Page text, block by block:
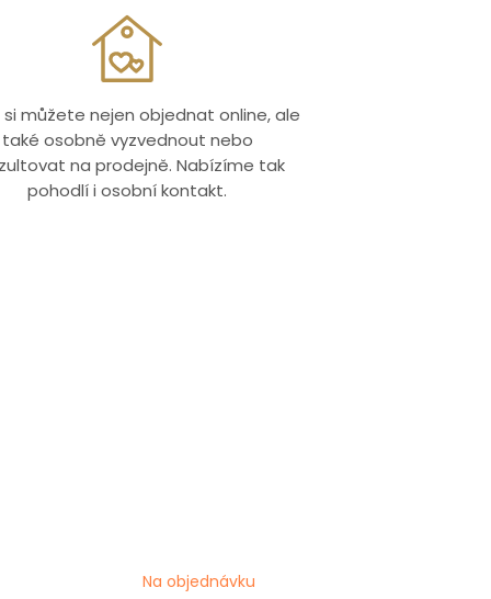
si můžete nejen objednat online, ale
také osobně vyzvednout nebo
na prodejně. Nabízíme tak
pohodlí i osobní kontakt.
Na objednávku